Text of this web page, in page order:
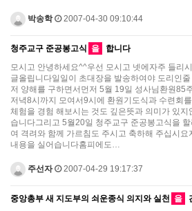
박송학 2007-04-30 09:10:44
청주교구 준공봉고식 을
합니다
모시고 안녕하세요^^우선 모시고 넷에자주 들리
글올립니다일일이 초대장을 발송하여야 도리인
저 양해를 구하면서먼저 5월 19일 성사님환원85
저녁8시까지 모여서9시에 환원기도식과 수련회
체험을 경험 해보시는 것도 깊은뜻과 의미가 있
습니다그리고 5월20일 청주교구 준공봉고식을
여 격려와 함께 가르침도 주시고 축하해 주십시
내용을 실어습니다홈피에도…
주선자 2007-04-29 19:17:37
중앙총부 새 지도부의 쇠운종식 의지와 실천 을